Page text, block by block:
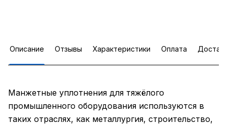
Описание Отзывы Характеристики Оплата
Манжетные уплотнения для тяжёлого
промышленного оборудования используются в
таких отраслях, как металлургия, строительство,